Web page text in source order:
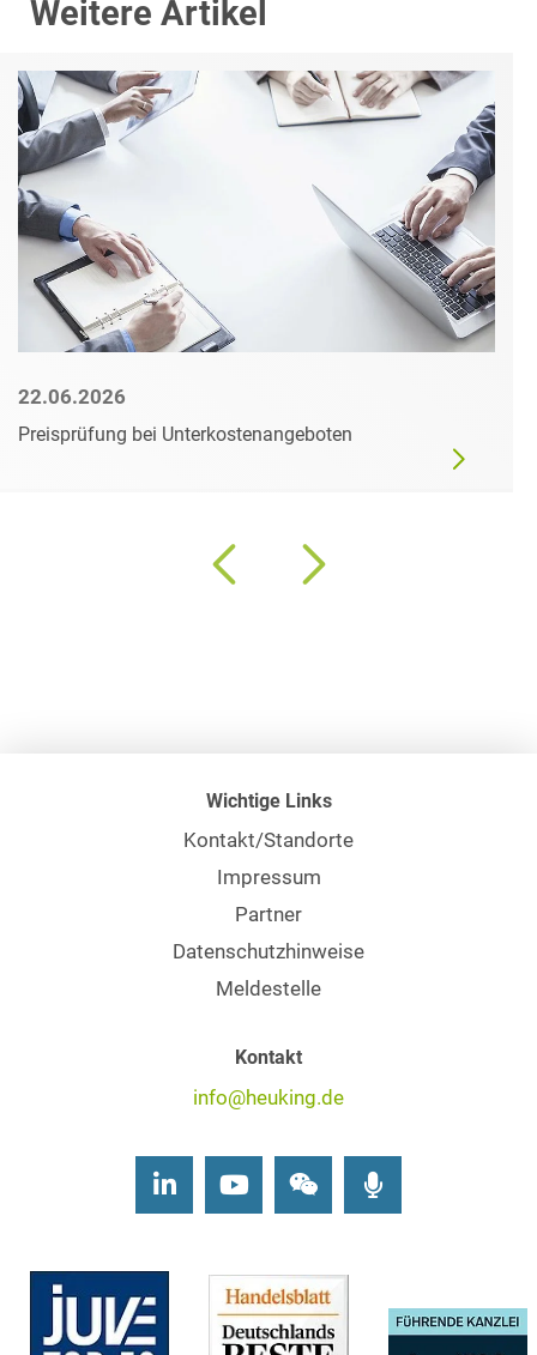
Weitere Artikel
22.06.2026
Preisprüfung bei Unterkostenangeboten
Wichtige Links
Kontakt/Standorte
Impressum
Partner
Datenschutzhinweise
Meldestelle
Kontakt
info@heuking.de
LinkedInYoutubeWechat